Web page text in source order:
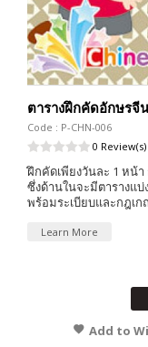
ตารางฝึกคัดอักษรจีน
Code : P-CHN-006
0 Review(s)
ฝึกคัดเพียงวันละ 1 หน้
ซึ่งด้านในจะมีตารางแ
พร้อมระเบียบและกฎเ
Learn More
Add to